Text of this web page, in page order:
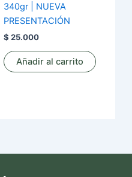
340gr | NUEVA
PRESENTACIÓN
$ 25.000
Añadir al carrito